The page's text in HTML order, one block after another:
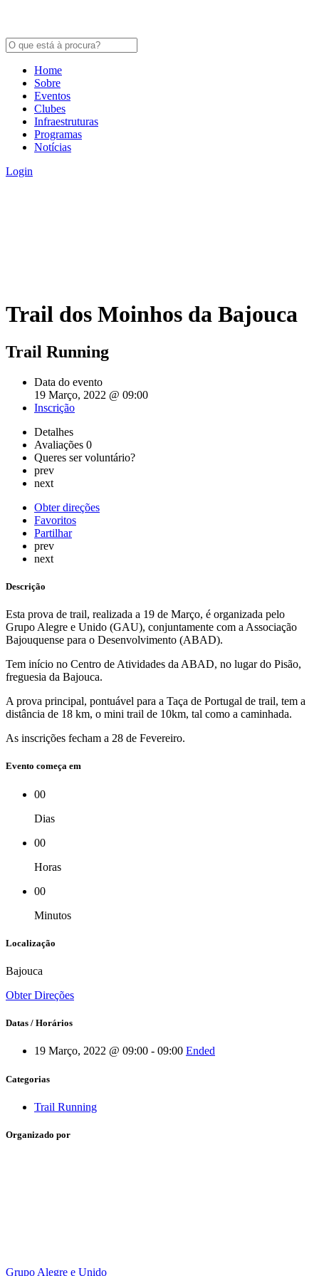
Home
Sobre
Eventos
Clubes
Infraestruturas
Programas
Notícias
Login
Trail dos Moinhos da Bajouca
Trail Running
Data do evento
19 Março, 2022 @ 09:00
Inscrição
Detalhes
Avaliações 0
Queres ser voluntário?
prev
next
Obter direções
Favoritos
Partilhar
prev
next
Descrição
Esta prova de trail, realizada a 19 de Março, é organizada pelo
Grupo Alegre e Unido (GAU), conjuntamente com a Associação
Bajouquense para o Desenvolvimento (ABAD).
Tem início no Centro de Atividades da ABAD, no lugar do Pisão,
freguesia da Bajouca.
A prova principal, pontuável para a Taça de Portugal de trail, tem a
distância de 18 km, o mini trail de 10km, tal como a caminhada.
As inscrições fecham a 28 de Fevereiro.
Evento começa em
00
Dias
00
Horas
00
Minutos
Localização
Bajouca
Obter Direções
Datas / Horários
19 Março, 2022 @ 09:00 - 09:00 Ended
Categorias
Trail Running
Organizado por
Grupo Alegre e Unido